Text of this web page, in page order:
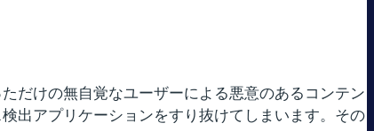
だけの無自覚なユーザーによる悪意のあるコンテン
出アプリケーションをすり抜けてしまいます。その